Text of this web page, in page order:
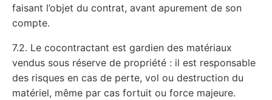
faisant l’objet du contrat, avant apurement de son
compte.
7.2. Le cocontractant est gardien des matériaux
vendus sous réserve de propriété : il est responsable
des risques en cas de perte, vol ou destruction du
matériel, même par cas fortuit ou force majeure.